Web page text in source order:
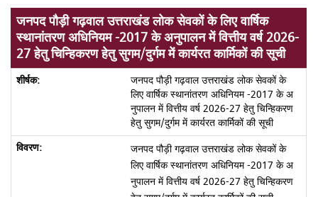
जनपद पौड़ी गढ़वाल उत्तराखंड लोक सेवकों के लिए वार्षिक
स्थानांतरण अधिनियम -2017 के अनुपालन में वित्तीय वर्ष 2026-
27 हेतु चिन्हिकरण हेतु सुगम/दुर्गम में कार्यरत कार्मिकों की सूची
जनपद पौड़ी गढ़वाल उत्तराखंड लोक सेवकों के
लिए वार्षिक स्थानांतरण अधिनियम -2017 के अ
नुपालन में वित्तीय वर्ष 2026-27 हेतु चिन्हिकरण
हेतु सुगम/दुर्गम में कार्यरत कार्मिकों की सूची
जनपद पौड़ी गढ़वाल उत्तराखंड लोक सेवकों के
लिए वार्षिक स्थानांतरण अधिनियम -2017 के अ
नुपालन में वित्तीय वर्ष 2026-27 हेतु चिन्हिकरण